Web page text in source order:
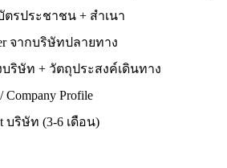
ตรประชาชน + สำเนา
จากบริษัทปลายทาง
ริษัท + วัตถุประสงค์เดินทาง
Company Profile
บริษัท (3-6 เดือน)